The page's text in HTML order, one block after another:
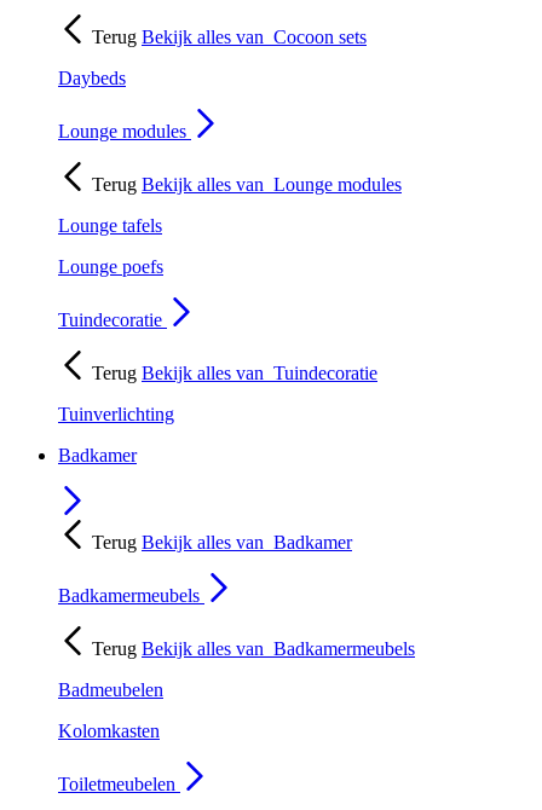
Terug Bekijk alles van Cocoon sets
Daybeds
Lounge modules
Terug Bekijk alles van Lounge modules
Lounge tafels
Lounge poefs
Tuindecoratie
Terug Bekijk alles van Tuindecoratie
Tuinverlichting
Badkamer
Terug Bekijk alles van Badkamer
Badkamermeubels
Terug Bekijk alles van Badkamermeubels
Badmeubelen
Kolomkasten
Toiletmeubelen